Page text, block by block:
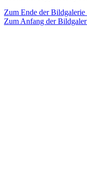
Zum Ende der Bildgalerie
Zum Anfang der